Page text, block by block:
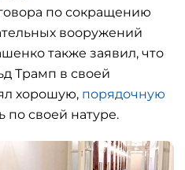
по сокращению
вооружений
также заявил, что
Трамп в своей
хорошую, порядочную
по своей натуре.